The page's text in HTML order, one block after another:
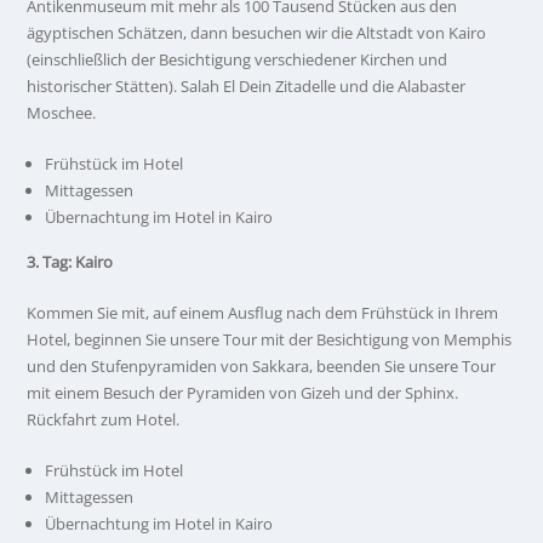
Antikenmuseum mit mehr als 100 Tausend Stücken aus den
ägyptischen Schätzen, dann besuchen wir die Altstadt von Kairo
(einschließlich der Besichtigung verschiedener Kirchen und
historischer Stätten). Salah El Dein Zitadelle und die Alabaster
Moschee.
Frühstück im Hotel
Mittagessen
Übernachtung im Hotel in Kairo
3. Tag: Kairo
Kommen Sie mit, auf einem Ausflug nach dem Frühstück in Ihrem
Hotel, beginnen Sie unsere Tour mit der Besichtigung von Memphis
und den Stufenpyramiden von Sakkara, beenden Sie unsere Tour
mit einem Besuch der Pyramiden von Gizeh und der Sphinx.
Rückfahrt zum Hotel.
Frühstück im Hotel
Mittagessen
Übernachtung im Hotel in Kairo